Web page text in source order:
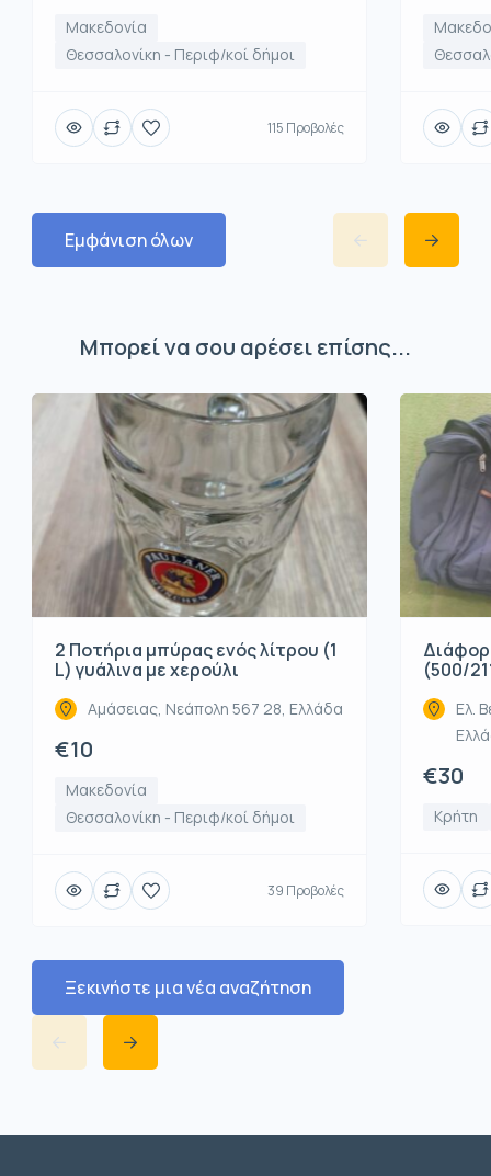
Μακεδονία
Θεσσαλονίκη - Περιφ/κοί δήμοι
115 Προβολές
Εμφάνιση όλων
Μπορεί να σου αρέσει επίσης...
2 Ποτήρια μπύρας ενός λίτρου (1
L) γυάλινα με χερούλι
Αμάσειας, Νεάπολη 567 28, Ελλάδα
€10
Μακεδονία
Θεσσαλονίκη - Περιφ/κοί δήμοι
39 Προβολές
(500/
Ελ.
€30
Κρήτη
Ξεκινήστε μια νέα αναζήτηση